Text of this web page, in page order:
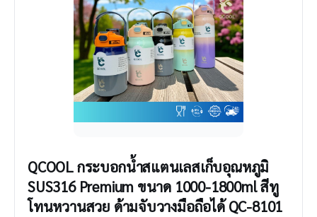
QCOOL กระบอกน้ำสแตนเลสเก็บอุณหภูมิ
SUS316 Premium ขนาด 1000-1800ml สีทู
โทนหวานสวย ด้ามจับวางมือถือได้ QC-8101